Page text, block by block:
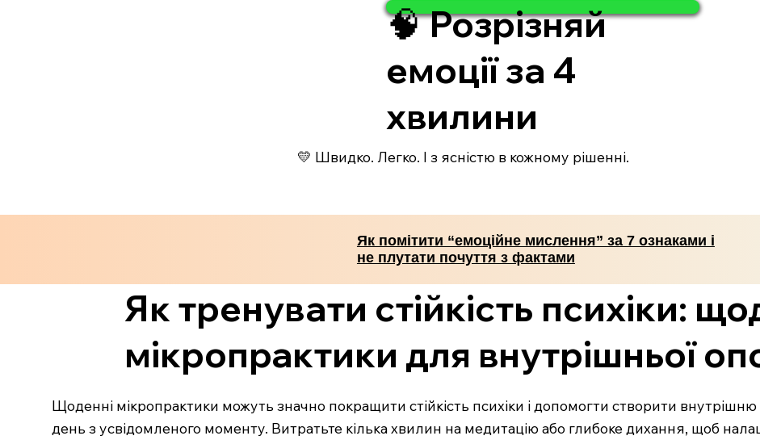
🧠 Розрізняй
емоції за 4
хвилини
💛 Швидко. Легко. І з ясністю в кожному рішенні.
Як помітити “емоційне мислення” за 7 ознаками і
не плутати почуття з фактами
Як тренувати стійкість психіки:
мікропрактики для внутрішньої
Щоденні мікропрактики можуть значно покращити стійкість психіки і допомогти створити
день з усвідомленого моменту. Витратьте кілька хвилин на медитацію або глибоке дихання, щоб